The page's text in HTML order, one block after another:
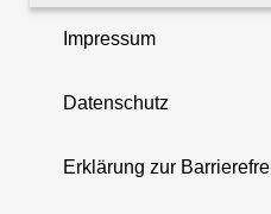
Impressum
Datenschutz
Erklärung zur